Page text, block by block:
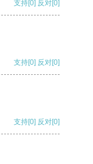
支持[0] 反对[0]
支持[0] 反对[0]
支持[0] 反对[0]